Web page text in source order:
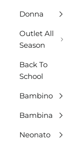
Donna
Outlet All
Season
Back To
School
Bambino
Bambina
Neonato